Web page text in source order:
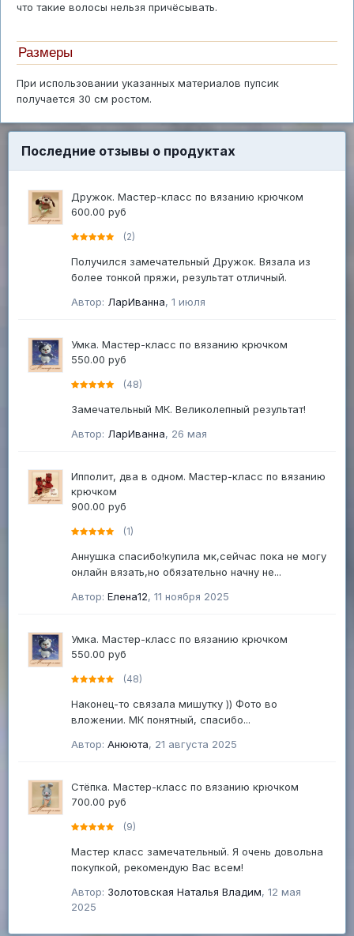
что такие волосы нельзя причёсывать.
Размеры
При использовании указанных материалов пупсик
получается 30 см ростом.
Последние отзывы о продуктах
Дружок. Мастер-класс по вязанию крючком
600.00 руб
(2)
Получился замечательный Дружок. Вязала из
более тонкой пряжи, результат отличный.
Автор: ЛарИванна, 1 июля
Умка. Мастер-класс по вязанию крючком
550.00 руб
(48)
Замечательный МК. Великолепный результат!
Автор: ЛарИванна, 26 мая
Ипполит, два в одном. Мастер-класс по вязанию
крючком
900.00 руб
(1)
Аннушка спасибо!купила мк,сейчас пока не могу
онлайн вязать,но обязательно начну не...
Автор: Елена12, 11 ноября 2025
Умка. Мастер-класс по вязанию крючком
550.00 руб
(48)
Наконец-то связала мишутку )) Фото во
вложении. МК понятный, спасибо...
Автор: Анююта, 21 августа 2025
Стёпка. Мастер-класс по вязанию крючком
700.00 руб
(9)
Мастер класс замечательный. Я очень довольна
покупкой, рекомендую Вас всем!
Автор: Золотовская Наталья Владим, 12 мая
2025